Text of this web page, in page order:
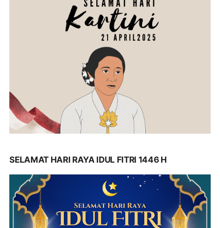
SELAMAT HARI RAYA IDUL FITRI 1446 H